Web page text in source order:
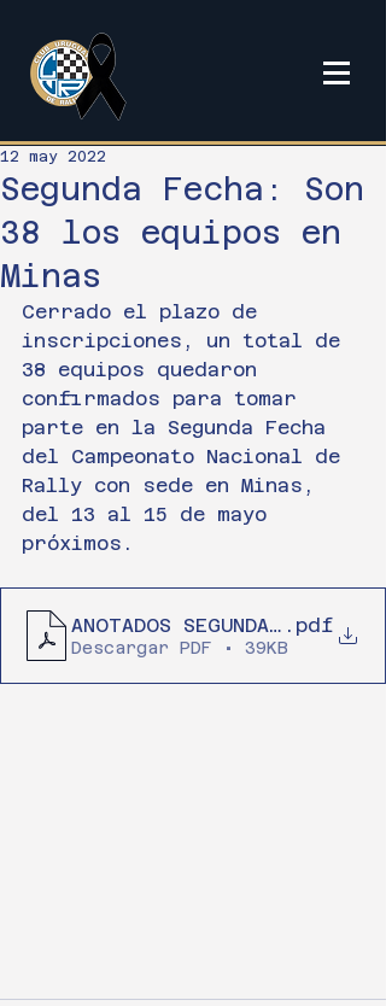
Segunda Fecha: Son
38 los equipos en
Minas
12 may 2022
Cerrado el plazo de
inscripciones, un total de
38 equipos quedaron
confirmados para tomar
parte en la Segunda Fecha
del Campeonato Nacional de
Rally con sede en Minas,
del 13 al 15 de mayo
próximos.
ANOTADOS SEGUNDA.pdf
Descargar PDF • 39KB